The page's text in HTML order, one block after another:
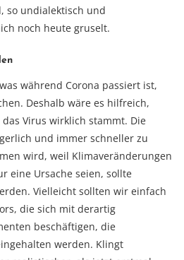
so undialektisch und
noch heute gruselt.
während Corona passiert ist,
Deshalb wäre es hilfreich,
Virus wirklich stammt. Die
und immer schneller zu
wird, weil Klimaveränderungen
eine Ursache seien, sollte
Vielleicht sollten wir einfach
die sich mit derartig
beschäftigen, die
werden. Klingt